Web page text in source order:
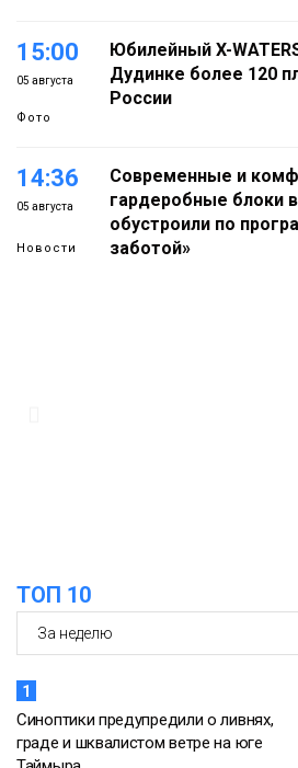
15:00
05 августа
Фото
Юбилейный X-
Дудинке более 120
России
14:36
05 августа
Новости
Современные и
гардеробные блоки
обустроили по
заботой»
05 августа
Общество
«Башне»
ТОП 10
1
Синоптики предупредили о ливнях,
граде и шквалистом ветре на юге